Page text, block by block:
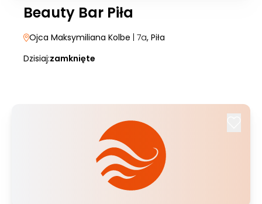
Beauty Bar Piła
Ojca Maksymiliana Kolbe | 7a, Piła
Dzisiaj:zamknięte